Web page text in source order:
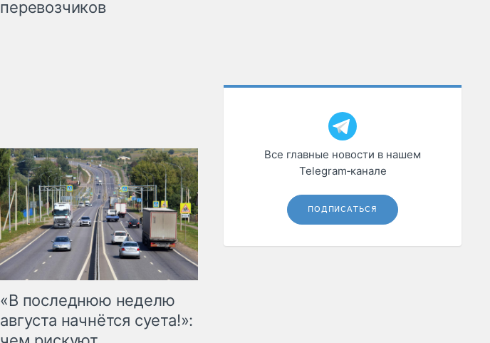
перевозчиков
«В последнюю неделю
августа начнётся суета!»:
Все главные новости в нашем
Telegram‑канале
ПОДПИСАТЬСЯ